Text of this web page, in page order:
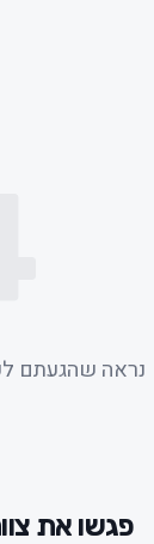
נראה שהגעתם
פגשו את